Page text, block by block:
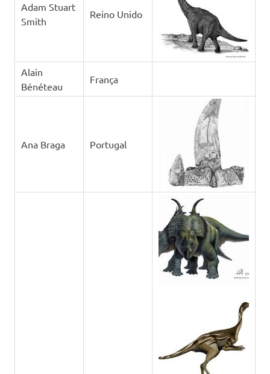
Adam Stuart
Smith
Reino Unido
Alain
Bénéteau
França
Ana Braga Portugal